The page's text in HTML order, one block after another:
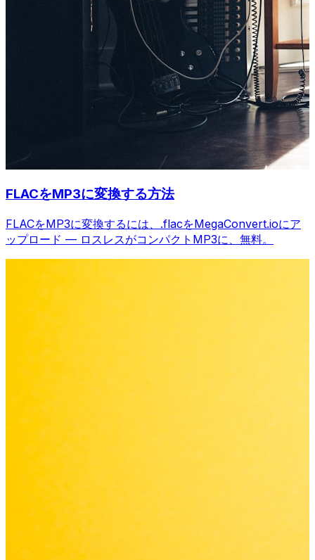
FLACをMP3に変換する方法
FLACをMP3に変換するには、.flacをMegaConvert.ioにア
ップロード — ロスレスがコンパクトMP3に、無料。